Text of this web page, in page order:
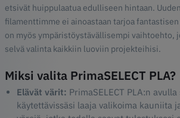
etsivät huippulaatua edulliseen hintaan.
filamenttimme ei ainoastaan tarjoa fantastisen
on myös ympäristöystävällisempi vaihtoehto,
selvä valinta kaikkiin luoviin projekteihisi.
Miksi valita PrimaSELECT PLA?
Elävät värit: PrimaSELECT PLA:n
käytettävissäsi laaja valikoima kauniita